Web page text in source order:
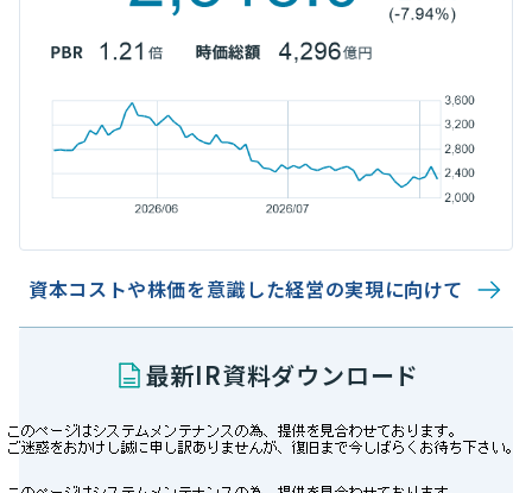
資本コストや株価を意識した経営の実現に向けて
最新IR資料ダウンロード